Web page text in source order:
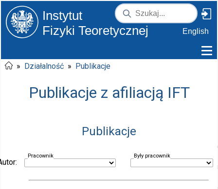
Instytut
Fizyki Teoretycznej
English
» Działalność » Publikacje
Publikacje z afiliacją IFT
Publikacje
Pracownik Były pracownik